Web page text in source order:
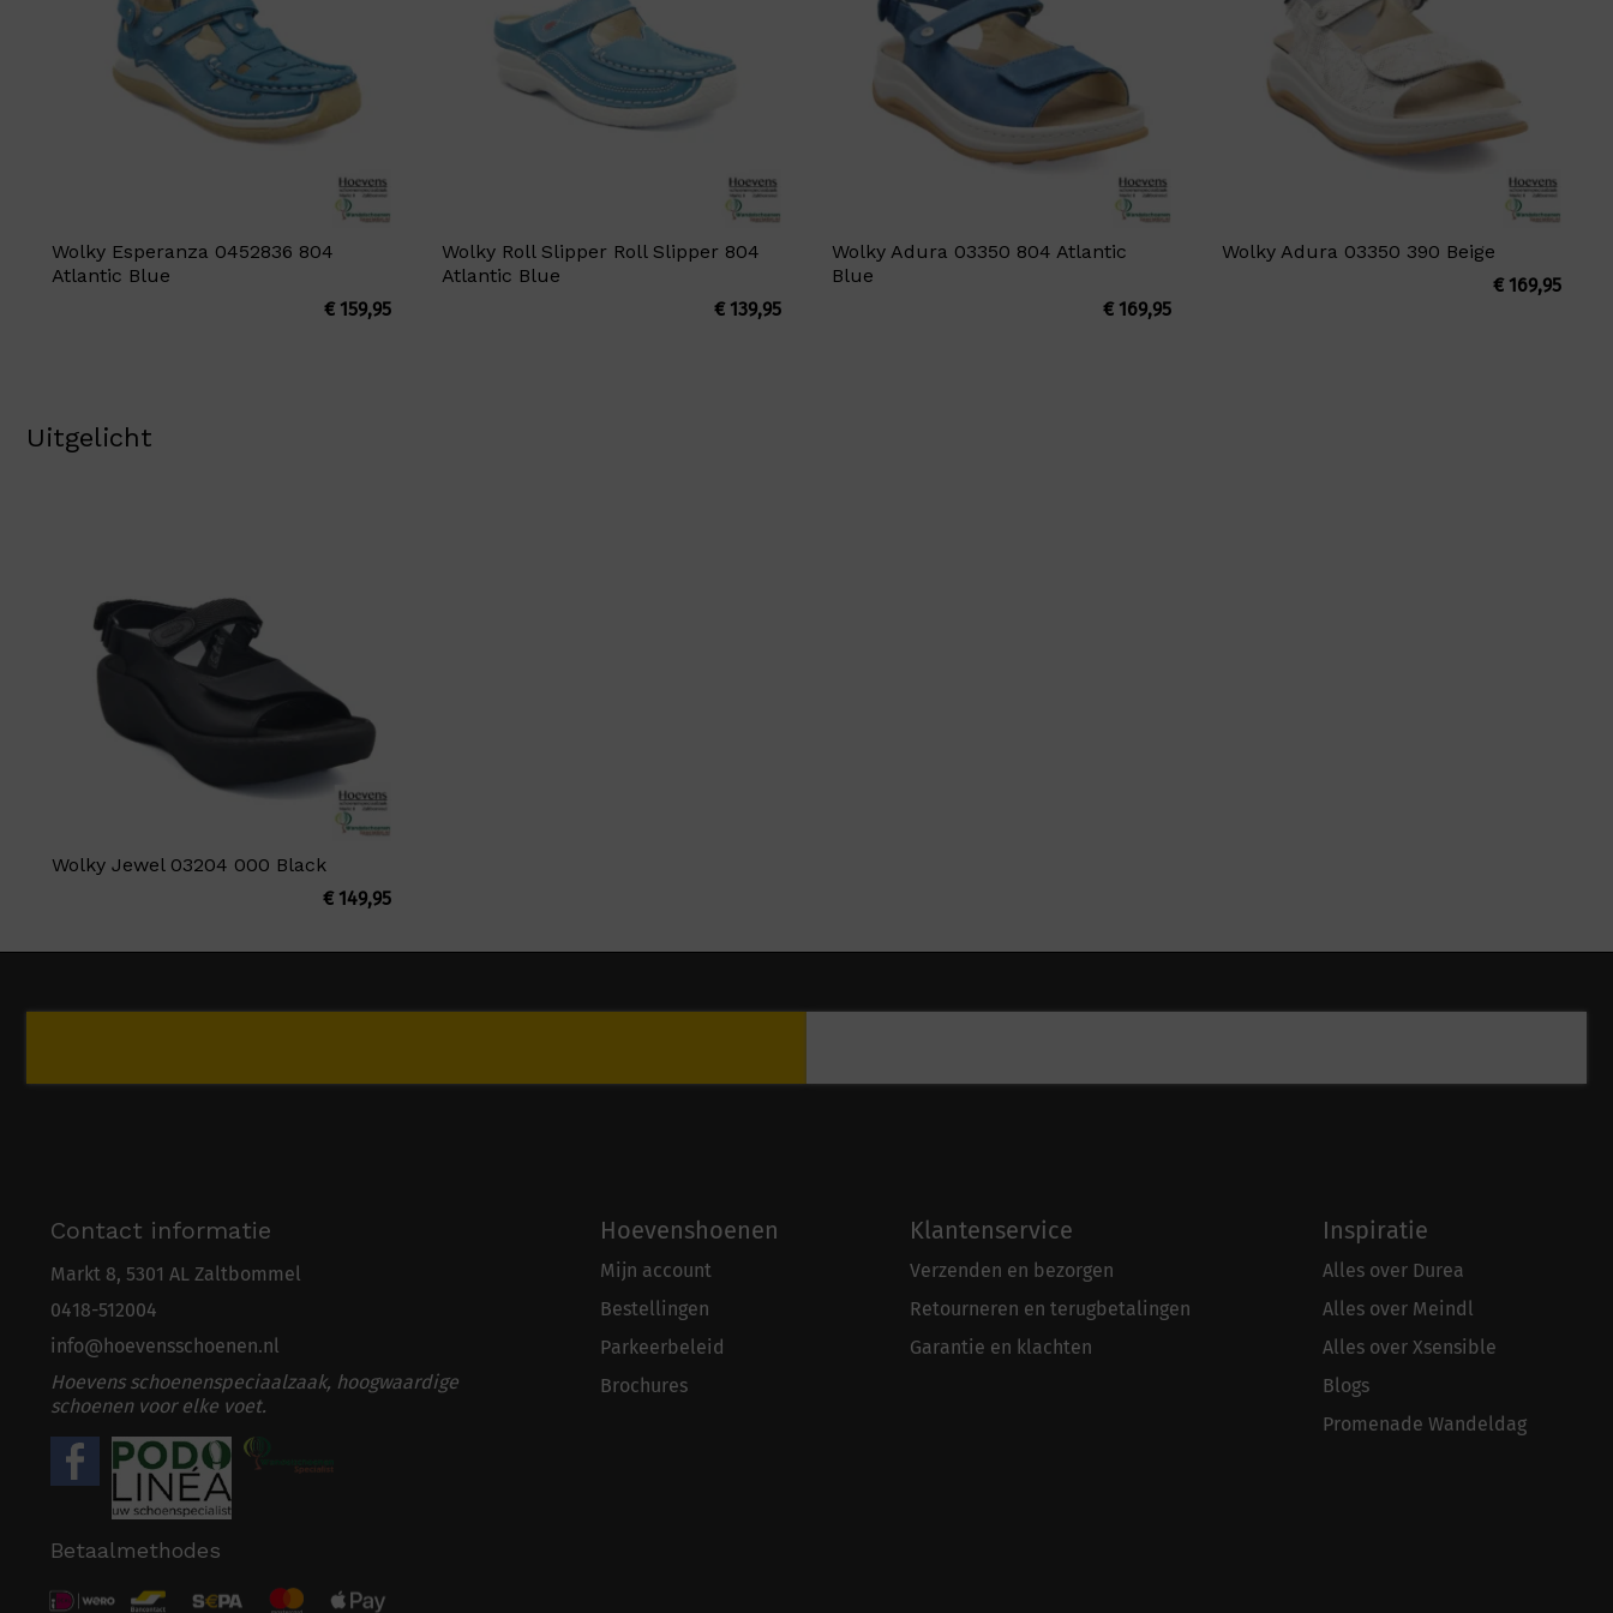
Wolky Esperanza 0452836 804
Atlantic Blue
€159,95
Wolky Roll Slipper Roll Slipper 804
Atlantic Blue
€139,95
Wolky Adura 03350 804 Atlantic
Blue
€169,95
Wolky Adura 03350 390 Beige
€169,95
Uitgelicht
Wolky Jewel 03204 000 Black
€149,95
Contact informatie
Markt 8, 5301 AL Zaltbommel
0418-512004
info@hoevensschoenen.nl
Hoevens schoenenspeciaalzaak, hoogwaardige
schoenen voor elke voet.
Betaalmethodes
Hoevenshoenen
Mijn account
Bestellingen
Parkeerbeleid
Brochures
Klantenservice
Verzenden en bezorgen
Retourneren en terugbetalingen
Garantie en klachten
Inspiratie
Alles over Durea
Alles over Meindl
Alles over Xsensible
Blogs
Promenade Wandeldag